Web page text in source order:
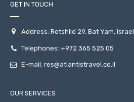
GET IN TOUCH
Address: Rotshild 29, Bat Yam, Israel
Telephones: +972 365 525 05
E-mail: res@atlantistravel.co.il
OUR SERVICES